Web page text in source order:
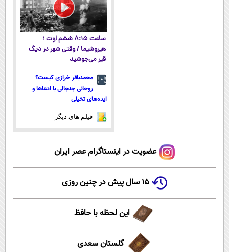
ساعت ۸:۱۵ ششم اوت ؛
هیروشیما / وقتی شهر در دیگ
قیر می‌جوشید
محمدباقر خرازی کیست؟
روحانی جنجالی با ادعاها و
ایده‌های تخیلی
فیلم های دیگر
عضویت در اینستاگرام عصر ایران
۱۵ سال پیش در چنین روزی
این لحظه با حافظ
گلستان سعدی